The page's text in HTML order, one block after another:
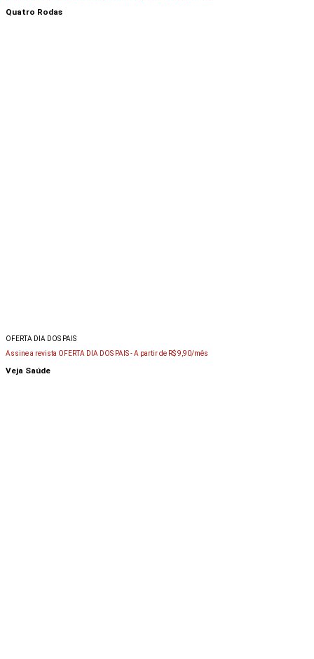
Quatro Rodas
OFERTA DIA DOS PAIS
Assine a revista OFERTA DIA DOS PAIS -A partir de R$ 9,90/mês
Veja Saúde